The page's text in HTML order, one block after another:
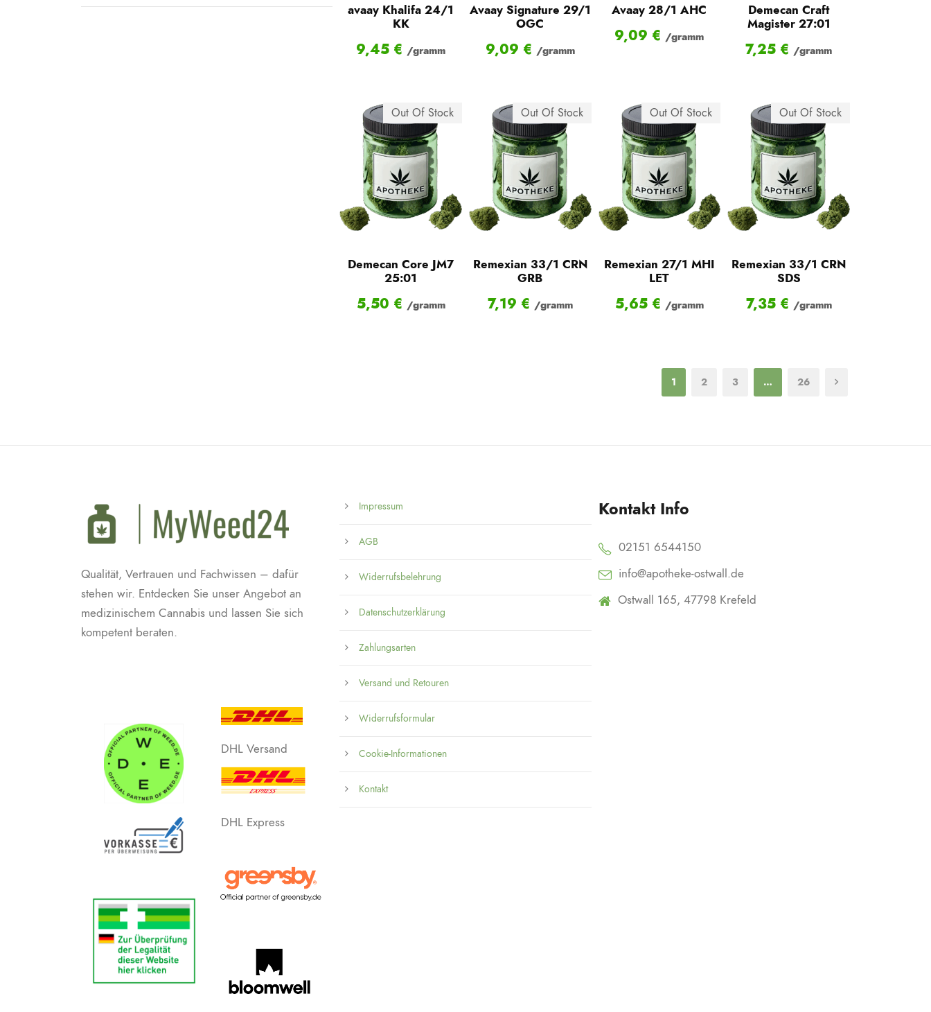
avaay Khalifa 24/1
KK
9,45 € /gramm
Avaay Signature 29/1
OGC
9,09 € /gramm
Avaay 28/1 AHC
9,09 € /gramm
Demecan Craft
Magister 27:01
7,25 € /gramm
Out Of Stock
Demecan Core JM7
25:01
5,50 € /gramm
Out Of Stock
Remexian 33/1 CRN
GRB
7,19 € /gramm
Out Of Stock
Remexian 27/1 MHI
LET
5,65 € /gramm
Out Of Stock
Remexian 33/1 CRN
SDS
7,35 € /gramm
1 2 3 … 26
Qualität, Vertrauen und Fachwissen – dafür
stehen wir. Entdecken Sie unser Angebot an
medizinischem Cannabis und lassen Sie sich
kompetent beraten.
DHL Versand
DHL Express
Impressum
AGB
Widerrufsbelehrung
Datenschutzerklärung
Zahlungsarten
Versand und Retouren
Widerrufsformular
Cookie-Informationen
Kontakt
Kontakt Info
02151 6544150
info@apotheke-ostwall.de
Ostwall 165, 47798 Krefeld